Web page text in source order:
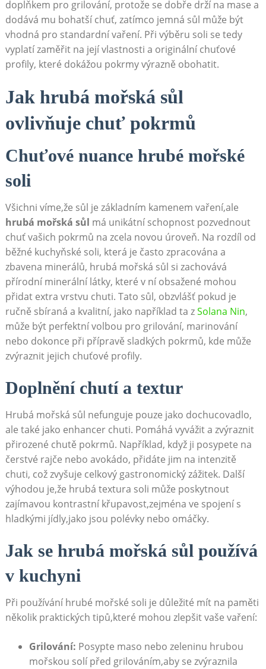
doplňkem pro grilování, protože se dobře drží na mase a
dodává mu bohatší chuť, zatímco jemná sůl může být
vhodná pro standardní vaření. Při výběru soli se ​tedy
vyplatí zaměřit na její vlastnosti a originální chuťové
profily, které dokážou pokrmy výrazně obohatit.
Jak hrubá mořská sůl
ovlivňuje chuť pokrmů
Chuťové nuance hrubé⁤ mořské
soli
Všichni víme,že sůl je ⁣základním kamenem vaření,ale
hrubá mořská sůl má unikátní schopnost pozvednout
chuť vašich ​pokrmů na zcela novou úroveň. Na rozdíl od
běžné kuchyňské soli, která je často zpracována a
zbavena minerálů, hrubá mořská ‍sůl si zachovává⁣
přírodní minerální látky, které‍ v ní obsažené mohou
přidat ⁣extra vrstvu ⁤chuti.‌ Tato sůl, obzvlášť pokud​ je
ručně sbíraná a kvalitní, jako například ta zSolana Nin,
může být perfektní volbou pro grilování, marinování
nebo dokonce při přípravě sladkých pokrmů, kde může
zvýraznit jejich chuťové profily.
Doplnění chutí a textur
Hrubá mořská sůl​ nefunguje pouze jako dochucovadlo,
ale také jako enhancer chuti.⁤ Pomáhá ‍vyvážit ​a zvýraznit
přirozené chutě pokrmů. Například, když ji posypete‍ na
čerstvé rajče nebo‍ avokádo, přidáte jim ‍na intenzitě⁣
chuti, což zvyšuje celkový gastronomický zážitek. Další
výhodou je,že hrubá textura soli může poskytnout
zajímavou kontrastní křupavost,zejména ve spojení s
hladkými jídly,jako jsou‌ polévky nebo omáčky.
Jak se hrubá mořská sůl používá
v kuchyni
Při používání hrubé mořské soli je důležité mít na paměti
několik praktických tipů,které mohou zlepšit vaše vaření:
Grilování: Posypte maso nebo zeleninu hrubou
mořskou solí před⁣ grilováním,aby se zvýraznila